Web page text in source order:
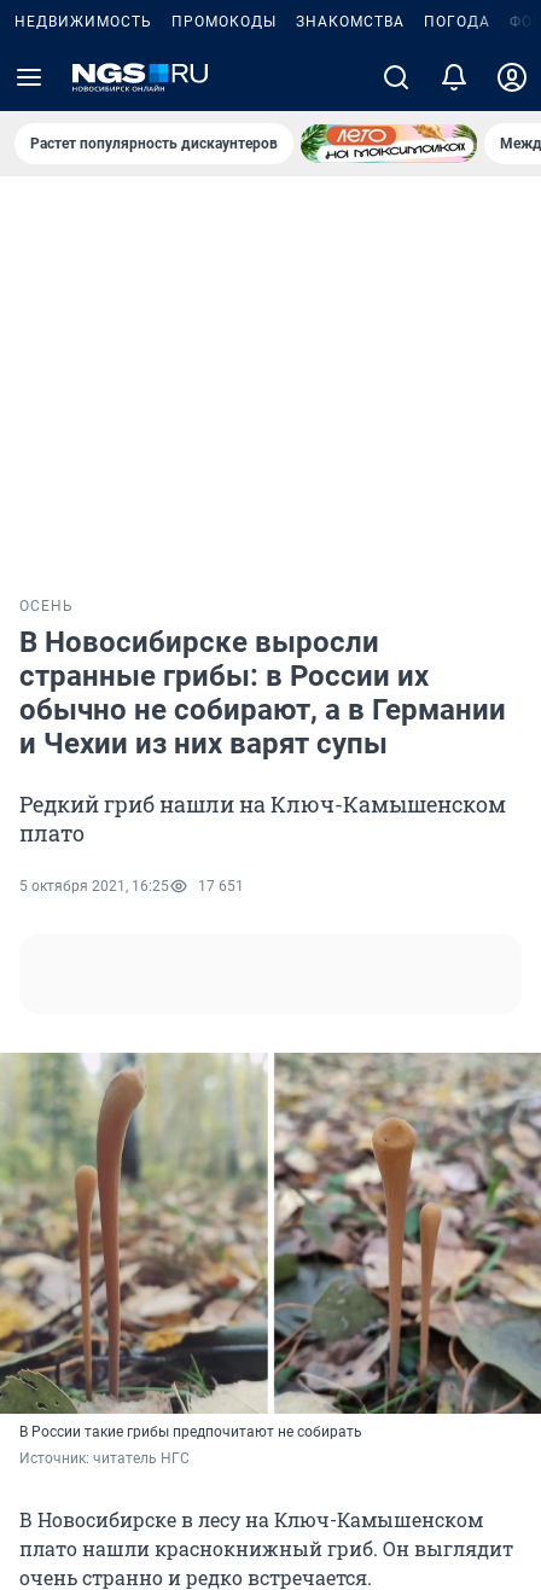
НЕДВИЖИМОСТЬ ПРОМОКОДЫ ЗНАКОМСТВА ПОГОДА
Растет популярность дискаунтеров
ОСЕНЬ
В Новосибирске выросли
странные грибы: в России их
обычно не собирают, а в Германии
и Чехии из них варят супы
Редкий гриб нашли на Ключ-Камышенском
плато
5 октября 2021, 16:25 17 651
В России такие грибы предпочитают не собирать
Источник: читатель НГС
В Новосибирске в лесу на Ключ-Камышенском
плато нашли краснокнижный гриб. Он выглядит
очень странно и редко встречается.